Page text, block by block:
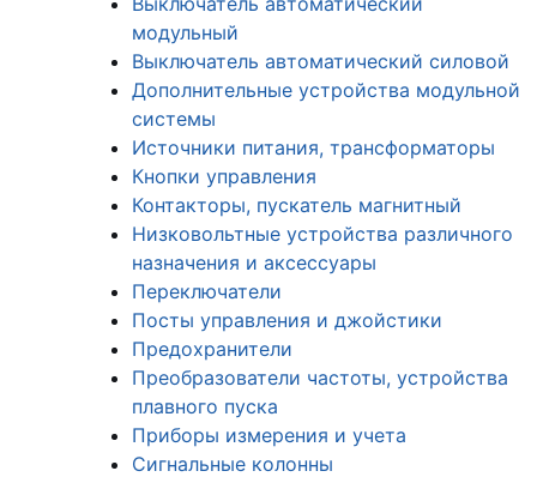
модульный
Выключатель автоматический силовой
Дополнительные устройства модульной
системы
Источники питания, трансформаторы
Кнопки управления
Контакторы, пускатель магнитный
Низковольтные устройства различного
назначения и аксессуары
Переключатели
Посты управления и джойстики
Предохранители
Преобразователи частоты, устройства
плавного пуска
Приборы измерения и учета
Сигнальные колонны